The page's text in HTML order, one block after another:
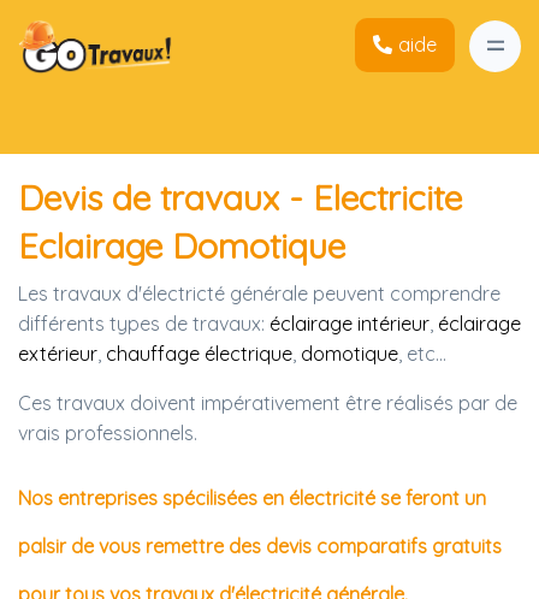
aide
Devis de travaux - Electricite
Eclairage Domotique
Les travaux d'électricté générale peuvent comprendre
différents types de travaux: éclairage intérieur, éclairage
extérieur, chauffage électrique, domotique, etc...
Ces travaux doivent impérativement être réalisés par de
vrais professionnels.
Nos entreprises spécilisées en électricité se feront un
palsir de vous remettre des devis comparatifs gratuits
pour tous vos travaux d'électricité générale.